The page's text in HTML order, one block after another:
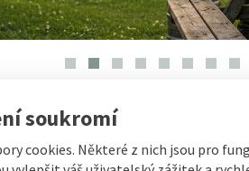
soukromí
cookies. Některé z nich jsou pro
Selfie držáky